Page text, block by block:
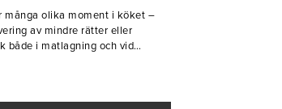
många olika moment i köket –
av mindre rätter eller
både i matlagning och vid
förvaring.